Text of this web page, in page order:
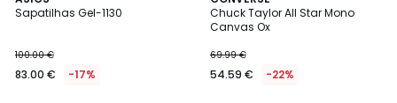
Sapatilhas Gel-1130
100.00 €
83.00 € -17%
/ 5
Chuck Taylor All Star Mono
Canvas Ox
69.99 €
54.59 € -22%
/ 5